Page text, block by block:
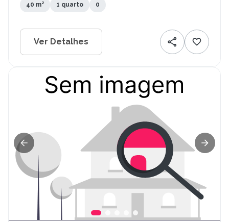
40 m² 1 quarto 0
Ver Detalhes